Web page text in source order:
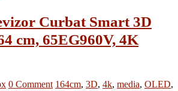
Curbat Smart 3D
cm, 65EG960V, 4K
0 Comment 164cm, 3D, 4k, media, OLED,